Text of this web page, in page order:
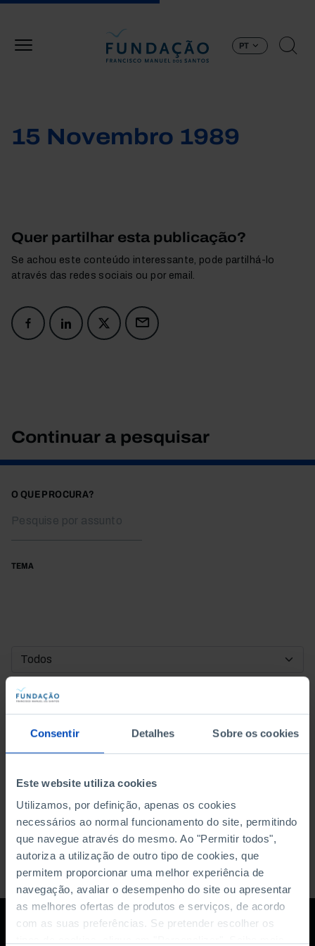
Consentir Detalhes Sobre os cookies
Este website utiliza cookies
Utilizamos, por definição, apenas os cookies
necessários ao normal funcionamento do site, permitindo
que navegue através do mesmo. Ao "Permitir todos",
autoriza a utilização de outro tipo de cookies, que
permitem proporcionar uma melhor experiência de
navegação, avaliar o desempenho do site ou apresentar
as melhores ofertas de produtos e serviços, de acordo
com as suas preferências. Se pretender escolher os
PT
15 Novembro 1989
Quer partilhar esta publicação?
Se achou este conteúdo interessante, pode partilhá-lo
através das redes sociais ou por email.
Continuar a pesquisar
O QUE PROCURA?
TEMA
DATA DE INÍCIO
DATA DE FIM